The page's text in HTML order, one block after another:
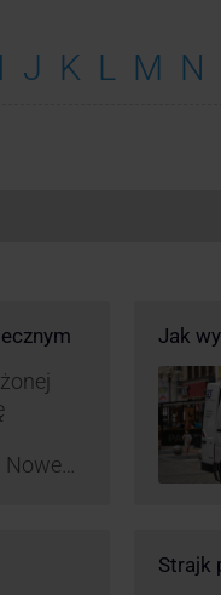
I J K L M N
Jak
Strajk